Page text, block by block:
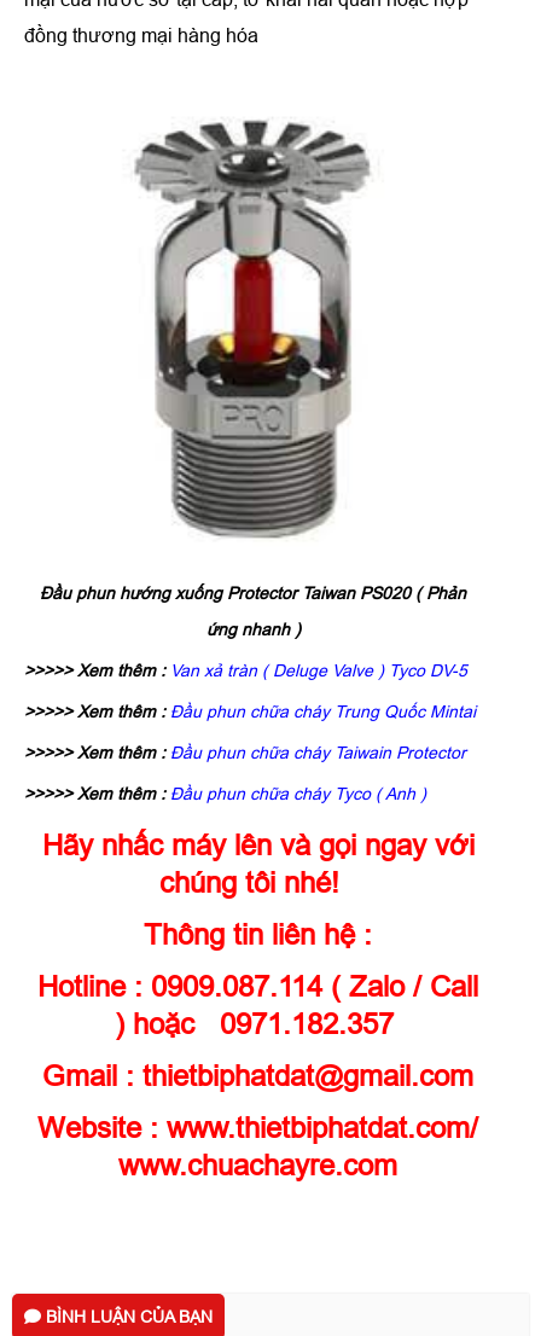
đồng thương mại hàng hóa
Đầu phun hướng xuống Protector Taiwan PS020 ( Phản
ứng nhanh )
>>>>> Xem thêm : Van xả tràn ( Deluge Valve ) Tyco DV-5
>>>>> Xem thêm : Đầu phun chữa cháy Trung Quốc Mintai
>>>>> Xem thêm : Đầu phun chữa cháy Taiwain Protector
>>>>> Xem thêm : Đầu phun chữa cháy Tyco ( Anh )
Hãy nhấc máy lên và gọi ngay với
chúng tôi nhé!
Thông tin liên hệ :
Hotline : 0909.087.114 ( Zalo / Call
) hoặc 0971.182.357
Gmail : thietbiphatdat@gmail.com
Website : www.thietbiphatdat.com/
www.chuachayre.com
BÌNH LUẬN CỦA BẠN